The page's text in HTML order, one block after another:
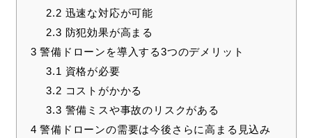
2.2 迅速な対応が可能
2.3 防犯効果が高まる
3 警備ドローンを導入する3つのデメリット
3.1 資格が必要
3.2 コストがかかる
3.3 警備ミスや事故のリスクがある
4 警備ドローンの需要は今後さらに高まる見込み